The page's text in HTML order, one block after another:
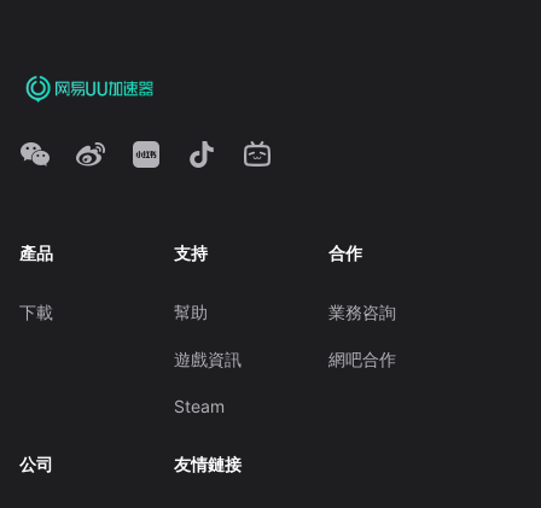
產品
下載
支持
幫助
遊戲資訊
Steam
合作
業務咨詢
網吧合作
公司 友情鏈接